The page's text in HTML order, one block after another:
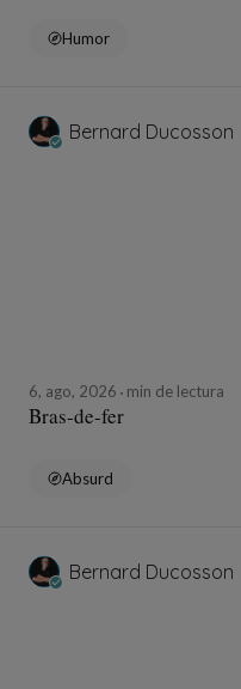
Humor
Bernard Ducosson
6, ago, 2026 min de lectura
Bras-de-fer
Absurd
Bernard Ducosson